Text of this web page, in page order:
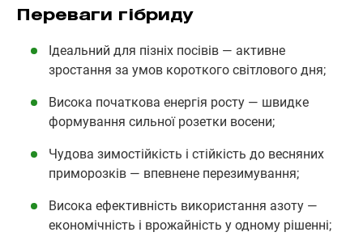
Переваги гібриду
Ідеальний для пізніх посівів — активне
зростання за умов короткого світлового дня;
Висока початкова енергія росту — швидке
формування сильної розетки восени;
Чудова зимостійкість і стійкість до весняних
приморозків — впевнене перезимування;
Висока ефективність використання азоту —
економічність і врожайність у одному рішенні;